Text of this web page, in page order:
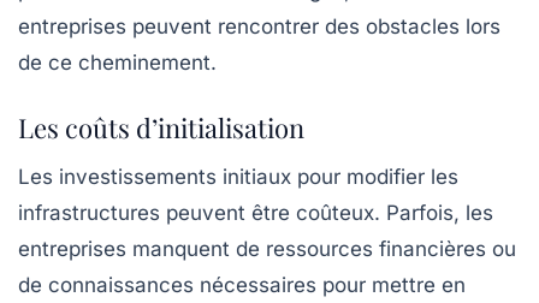
entreprises peuvent rencontrer des obstacles lors
de ce cheminement.
Les coûts d’initialisation
Les investissements initiaux pour modifier les
infrastructures peuvent être coûteux. Parfois, les
entreprises manquent de ressources financières ou
de connaissances nécessaires pour mettre en